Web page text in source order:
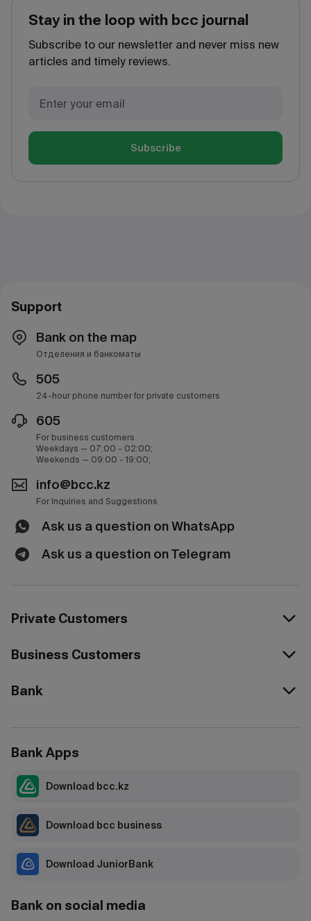
Stay in the loop with bcc journal
Subscribe to our newsletter and never miss new
articles and timely reviews.
Subscribe
Support
Bank on the map
Отделения и банкоматы
505
24-hour phone number for private customers
605
For business customers
Weekdays — 07:00 - 02:00;
Weekends — 09:00 - 19:00;
info@bcc.kz
For Inquiries and Suggestions
Ask us a question on WhatsApp
Ask us a question on Telegram
Private Customers
Business Customers
Bank
Bank on social media
Bank Apps
Download bcc.kz
Download bcc business
Download JuniorBank